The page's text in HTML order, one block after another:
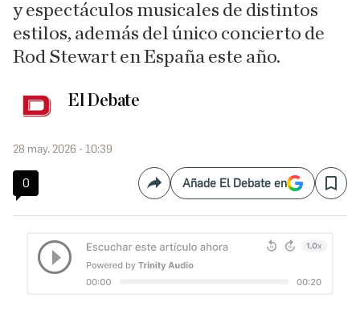
y espectáculos musicales de distintos
estilos, además del único concierto de
Rod Stewart en España este año.
El Debate
28 may. 2026 - 10:39
0 CompartirAñade El Debate en Save